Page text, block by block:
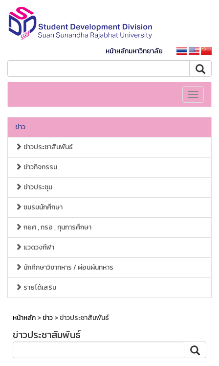
หน้าหลักมหาวิทยาลัย
Toggle
ข่าว
ข่าวประชาสัมพันธ์
ข่าวกิจกรรม
ข่าวประชุม
ชมรมนักศึกษา
กยศ , กรอ , ทุนการศึกษา
แวดวงกีฬา
นักศึกษาวิชาทหาร / ผ่อนผันทหาร
รายได้เสริม
หน้าหลัก>ข่าว> ข่าวประชาสัมพันธ์
ข่าวประชาสัมพันธ์